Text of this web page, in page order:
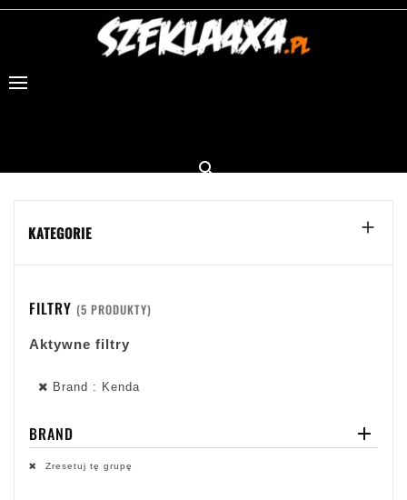

KATEGORIE 
FILTRY (5 PRODUKTY)
Aktywne filtry
Brand : Kenda
BRAND 
Zresetuj tę grupę